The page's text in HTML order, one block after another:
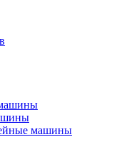
машины